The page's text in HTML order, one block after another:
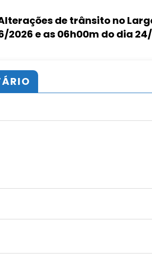
de trânsito no
2026 e as 06h00m do dia